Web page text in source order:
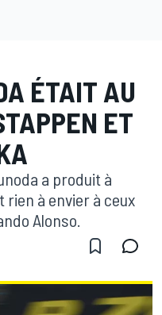
ÉTAIT AU
ET
a produit à
rien à envier à ceux
Alonso.